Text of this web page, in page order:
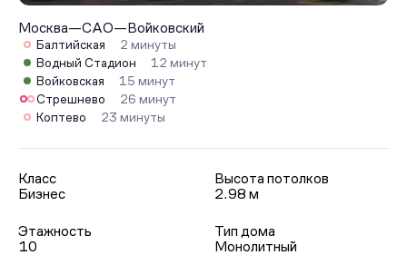
Москва—САО—Войковский
Балтийская
2 минуты
Водный Стадион
12 минут
Войковская
15 минут
Стрешнево
26 минут
Коптево
23 минуты
Класс
Бизнес
Высота потолков
2.98 м
Этажность
10
Тип дома
Монолитный